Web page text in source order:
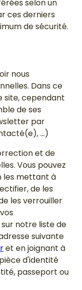
selon un
ces derniers
de sécurité.
nous
Dans ce
site, cependant
de ses
par
…)
et de
Vous pouvez
les mettant à
de les
les verrouiller
notre liste de
suivante
et en joignant à
d'identité
passeport ou